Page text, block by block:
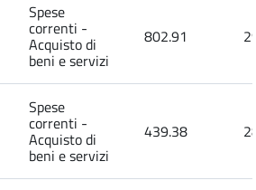
Spese
correnti -
Acquisto di
beni e servizi
802.91
Spese
correnti -
Acquisto di
beni e servizi
439.38